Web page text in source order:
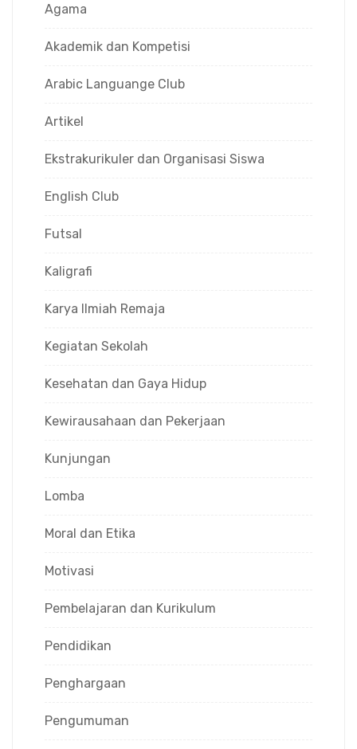
Agama
Akademik dan Kompetisi
Arabic Languange Club
Artikel
Ekstrakurikuler dan Organisasi Siswa
English Club
Futsal
Kaligrafi
Karya Ilmiah Remaja
Kegiatan Sekolah
Kesehatan dan Gaya Hidup
Kewirausahaan dan Pekerjaan
Kunjungan
Lomba
Moral dan Etika
Motivasi
Pembelajaran dan Kurikulum
Pendidikan
Penghargaan
Pengumuman